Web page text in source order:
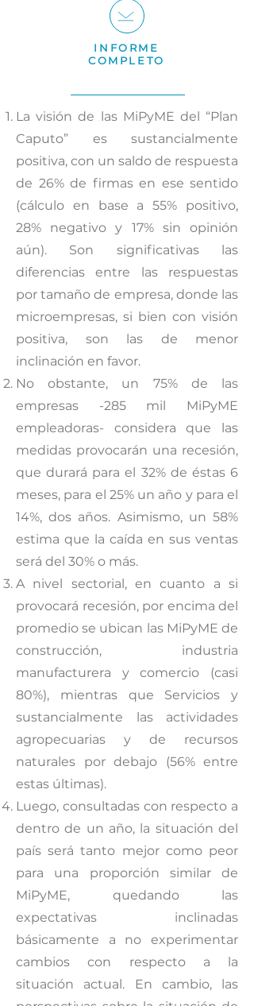
INFORME
COMPLETO
La visión de las MiPyME del “Plan
Caputo” es sustancialmente
positiva, con un saldo de respuesta
de 26% de firmas en ese sentido
(cálculo en base a 55% positivo,
28% negativo y 17% sin opinión
aún). Son significativas las
diferencias entre las respuestas
por tamaño de empresa, donde las
microempresas, si bien con visión
positiva, son las de menor
inclinación en favor.
No obstante, un 75% de las
empresas -285 mil MiPyME
empleadoras- considera que las
medidas provocarán una recesión,
que durará para el 32% de éstas 6
meses, para el 25% un año y para el
14%, dos años. Asimismo, un 58%
estima que la caída en sus ventas
será del 30% o más.
A nivel sectorial, en cuanto a si
provocará recesión, por encima del
promedio se ubican las MiPyME de
construcción, industria
manufacturera y comercio (casi
80%), mientras que Servicios y
sustancialmente las actividades
agropecuarias y de recursos
naturales por debajo (56% entre
estas últimas).
Luego, consultadas con respecto a
dentro de un año, la situación del
país será tanto mejor como peor
para una proporción similar de
MiPyME, quedando las
expectativas inclinadas
básicamente a no experimentar
cambios con respecto a la
situación actual. En cambio, las